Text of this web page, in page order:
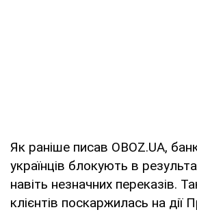
Як раніше писав OBOZ.UA,
українців блокують в
навіть незначних переказів.
клієнтів поскаржилась на дії